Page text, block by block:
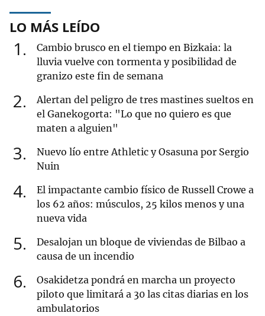
LO MÁS LEÍDO
1
Cambio brusco en el tiempo en Bizkaia: la
lluvia vuelve con tormenta y posibilidad de
granizo este fin de semana
2
Alertan del peligro de tres mastines sueltos en
el Ganekogorta: "Lo que no quiero es que
maten a alguien"
3
Nuevo lío entre Athletic y Osasuna por Sergio
Nuin
4
El impactante cambio físico de Russell Crowe a
los 62 años: músculos, 25 kilos menos y una
nueva vida
5
Desalojan un bloque de viviendas de Bilbao a
causa de un incendio
6
Osakidetza pondrá en marcha un proyecto
piloto que limitará a 30 las citas diarias en los
ambulatorios